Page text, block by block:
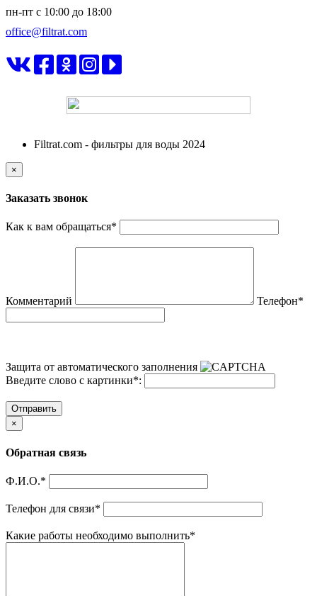
пн-пт c 10:00 до 18:00
office@filtrat.com
Filtrat.com - фильтры для воды 2024
×
Заказать звонок
Как к вам обращаться*
Комментарий Телефон*
Защита от автоматического заполнения
Введите слово с картинки*:
Отправить
×
Обратная связь
Ф.И.О.*
Телефон для связи*
Какие работы необходимо выполнить*